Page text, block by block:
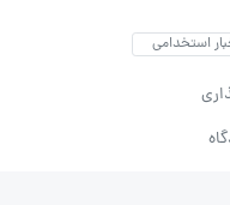
استخدامی